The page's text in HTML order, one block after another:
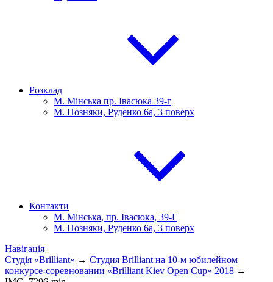
Розклад
М. Мінська пр. Івасюка 39-г
М. Позняки, Руденко 6а, 3 поверх
Контакти
М. Мінська, пр. Івасюка, 39-Г
М. Позняки, Руденко 6а, 3 поверх
Навігація
Студія «Brilliant» → Студия Brilliant на 10-м юбилейном
конкурсе-соревновании «Brilliant Kiev Open Cup» 2018 →